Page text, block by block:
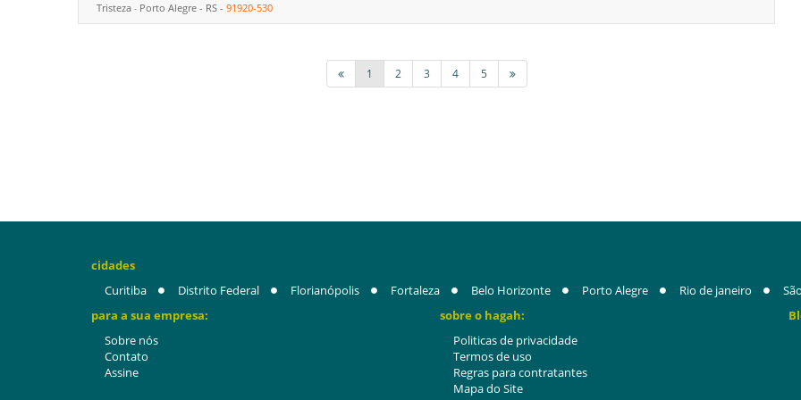
Tristeza - Porto Alegre - RS - 91920-530
1 2 3 4 5
cidades
Curitiba
Distrito Federal Florianópolis Fortaleza Belo Horizonte Porto Alegre Rio de janeiro
para a sua empresa:
Sobre nós
Contato
Assine
sobre o hagah:
Politicas de privacidade
Termos de uso
Regras para contratantes
Mapa do Site